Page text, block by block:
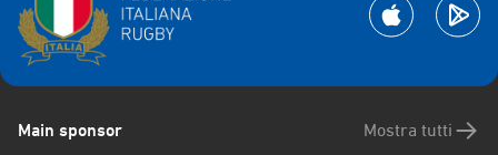
Main sponsor Mostra tutti